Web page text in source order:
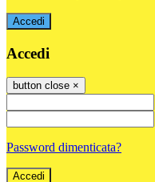
Accedi
Accedi
button close ×
Password dimenticata?